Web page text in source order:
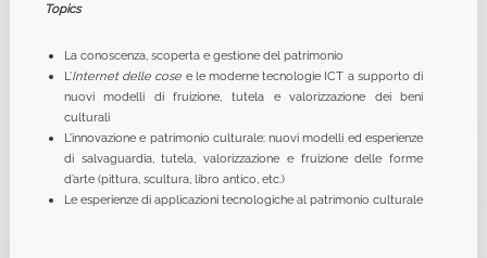
Topics
La conoscenza, scoperta e gestione del patrimonio
L'Internet delle cose e le moderne tecnologie ICT a supporto di
nuovi modelli di fruizione, tutela e valorizzazione dei beni
culturali
L'innovazione e patrimonio culturale: nuovi modelli ed esperienze
di salvaguardia, tutela, valorizzazione e fruizione delle forme
d’arte (pittura, scultura, libro antico, etc.)
Le esperienze di applicazioni tecnologiche al patrimonio culturale